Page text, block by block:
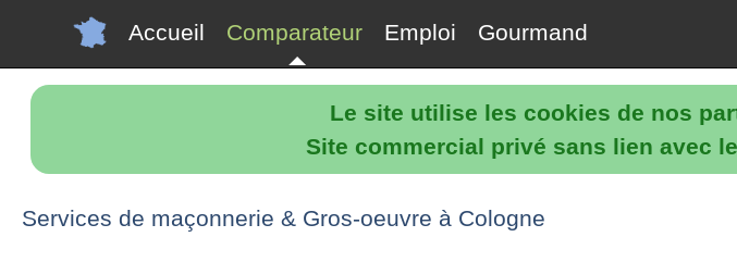
Le site utilise les cookies de nos
Site commercial privé sans lien avec
Accueil Comparateur Emploi Gourmand
Services de maçonnerie & Gros-oeuvre à Cologne